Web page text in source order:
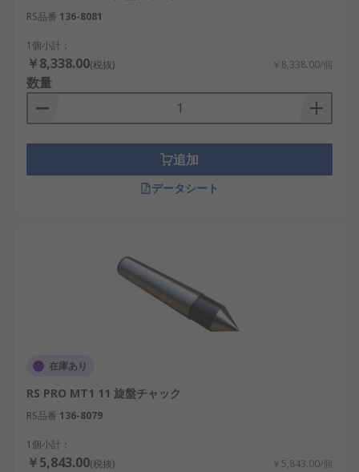
RS品番 136-8081
1個小計：
￥8,338.00(税抜) ￥8,338.00/個
数量
追加
データシート
在庫あり
RS PRO MT1 11 旋盤チャック
RS品番 136-8079
1個小計：
￥5,843.00(税抜) ￥5,843.00/個